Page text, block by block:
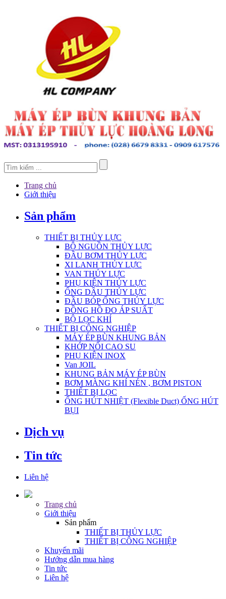
Trang chủ
Giới thiệu
Sản phẩm
THIẾT BỊ THỦY LỰC
BỘ NGUỒN THỦY LỰC
ĐẦU BƠM THỦY LỰC
XI LANH THỦY LỰC
VAN THỦY LỰC
PHỤ KIỆN THỦY LỰC
ỐNG DẦU THỦY LỰC
ĐẦU BÓP ỐNG THỦY LỰC
ĐỒNG HỒ ĐO ÁP SUẤT
BỘ LỌC KHÍ
THIẾT BỊ CÔNG NGHIỆP
MÁY ÉP BÙN KHUNG BẢN
KHỚP NỐI CAO SU
PHỤ KIỆN INOX
Van JOIL
KHUNG BẢN MÁY ÉP BÙN
BƠM MÀNG KHÍ NÉN , BƠM PISTON
THIẾT BỊ LỌC
ỐNG HÚT NHIỆT (Flexible Duct) ỐNG HÚT
BỤI
Dịch vụ
Tin tức
Liên hệ
Trang chủ
Giới thiệu
Sản phẩm
THIẾT BỊ THỦY LỰC
THIẾT BỊ CÔNG NGHIỆP
Khuyến mãi
Hướng dẫn mua hàng
Tin tức
Liên hệ